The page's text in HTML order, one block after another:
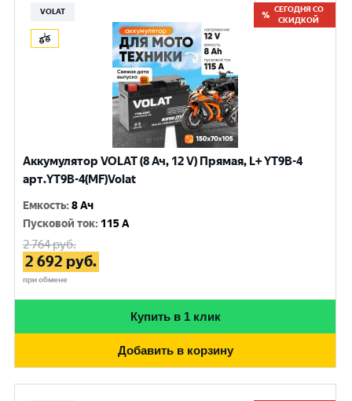
VOLAT
СЕГОДНЯ СО
СКИДКОЙ
Аккумулятор VOLAT (8 Ач, 12 V) Прямая, L+ YT9B-4
арт.YT9B-4(MF)Volat
Емкость:8 Ач
Пусковой ток: 115 A
2 764руб.
2 692 руб.
при обмене
Купить в 1 клик
Добавить в корзину